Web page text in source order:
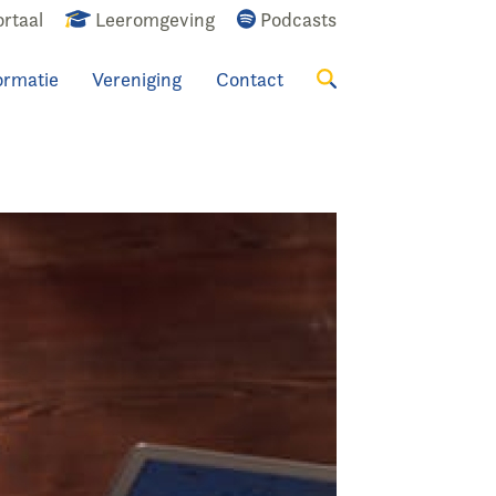
Leeromgeving Podcasts
Vereniging Contact